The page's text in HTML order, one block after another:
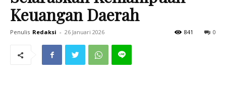
Keuangan Daerah
Penulis Redaksi - 26 Januari 2026 0
841